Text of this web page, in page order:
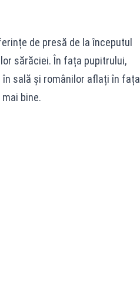
de presă de la începutul
sărăciei. În fața pupitrului,
sală și românilor aflați în fața
bine.